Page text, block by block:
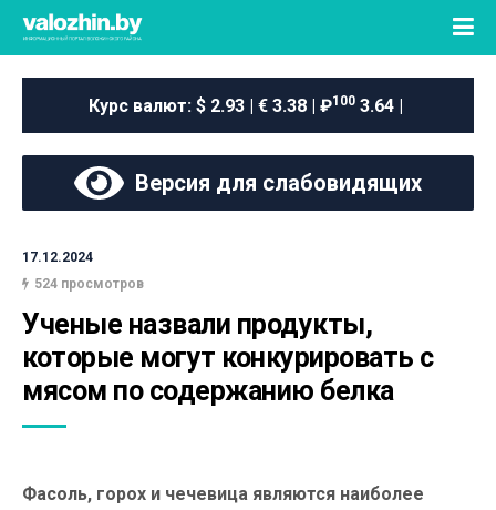
Курс валют: $ 2.93 | € 3.38 | ₽100 3.64 |
Версия для слабовидящих
17.12.2024
524 просмотров
Ученые назвали продукты,
которые могут конкурировать с
мясом по содержанию белка
Фасоль, горох и чечевица являются наиболее